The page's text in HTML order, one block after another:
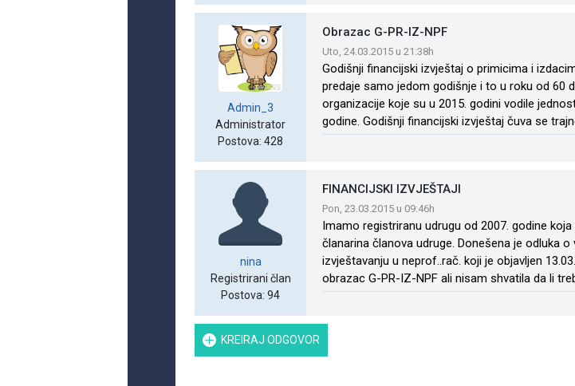
Admin_3
Administrator
Postova: 428
Obrazac G-PR-IZ-NPF
Uto, 24.03.2015 u 21:38h
Godišnji financijski izvještaj o primicima i
predaje samo jedom godišnje i to u roku od 60
organizacije koje su u 2015. godini vodile
godine. Godišnji financijski izvještaj čuva se
nina
Registrirani član
Postova: 94
FINANCIJSKI IZVJEŠTAJI
Pon, 23.03.2015 u 09:46h
Imamo registriranu udrugu od 2007. godine
članarina članova udruge. Donešena je odluka
izvještavanju u neprof..rač. koji je objavljen
obrazac G-PR-IZ-NPF ali nisam shvatila da li
KREIRAJ ODGOVOR